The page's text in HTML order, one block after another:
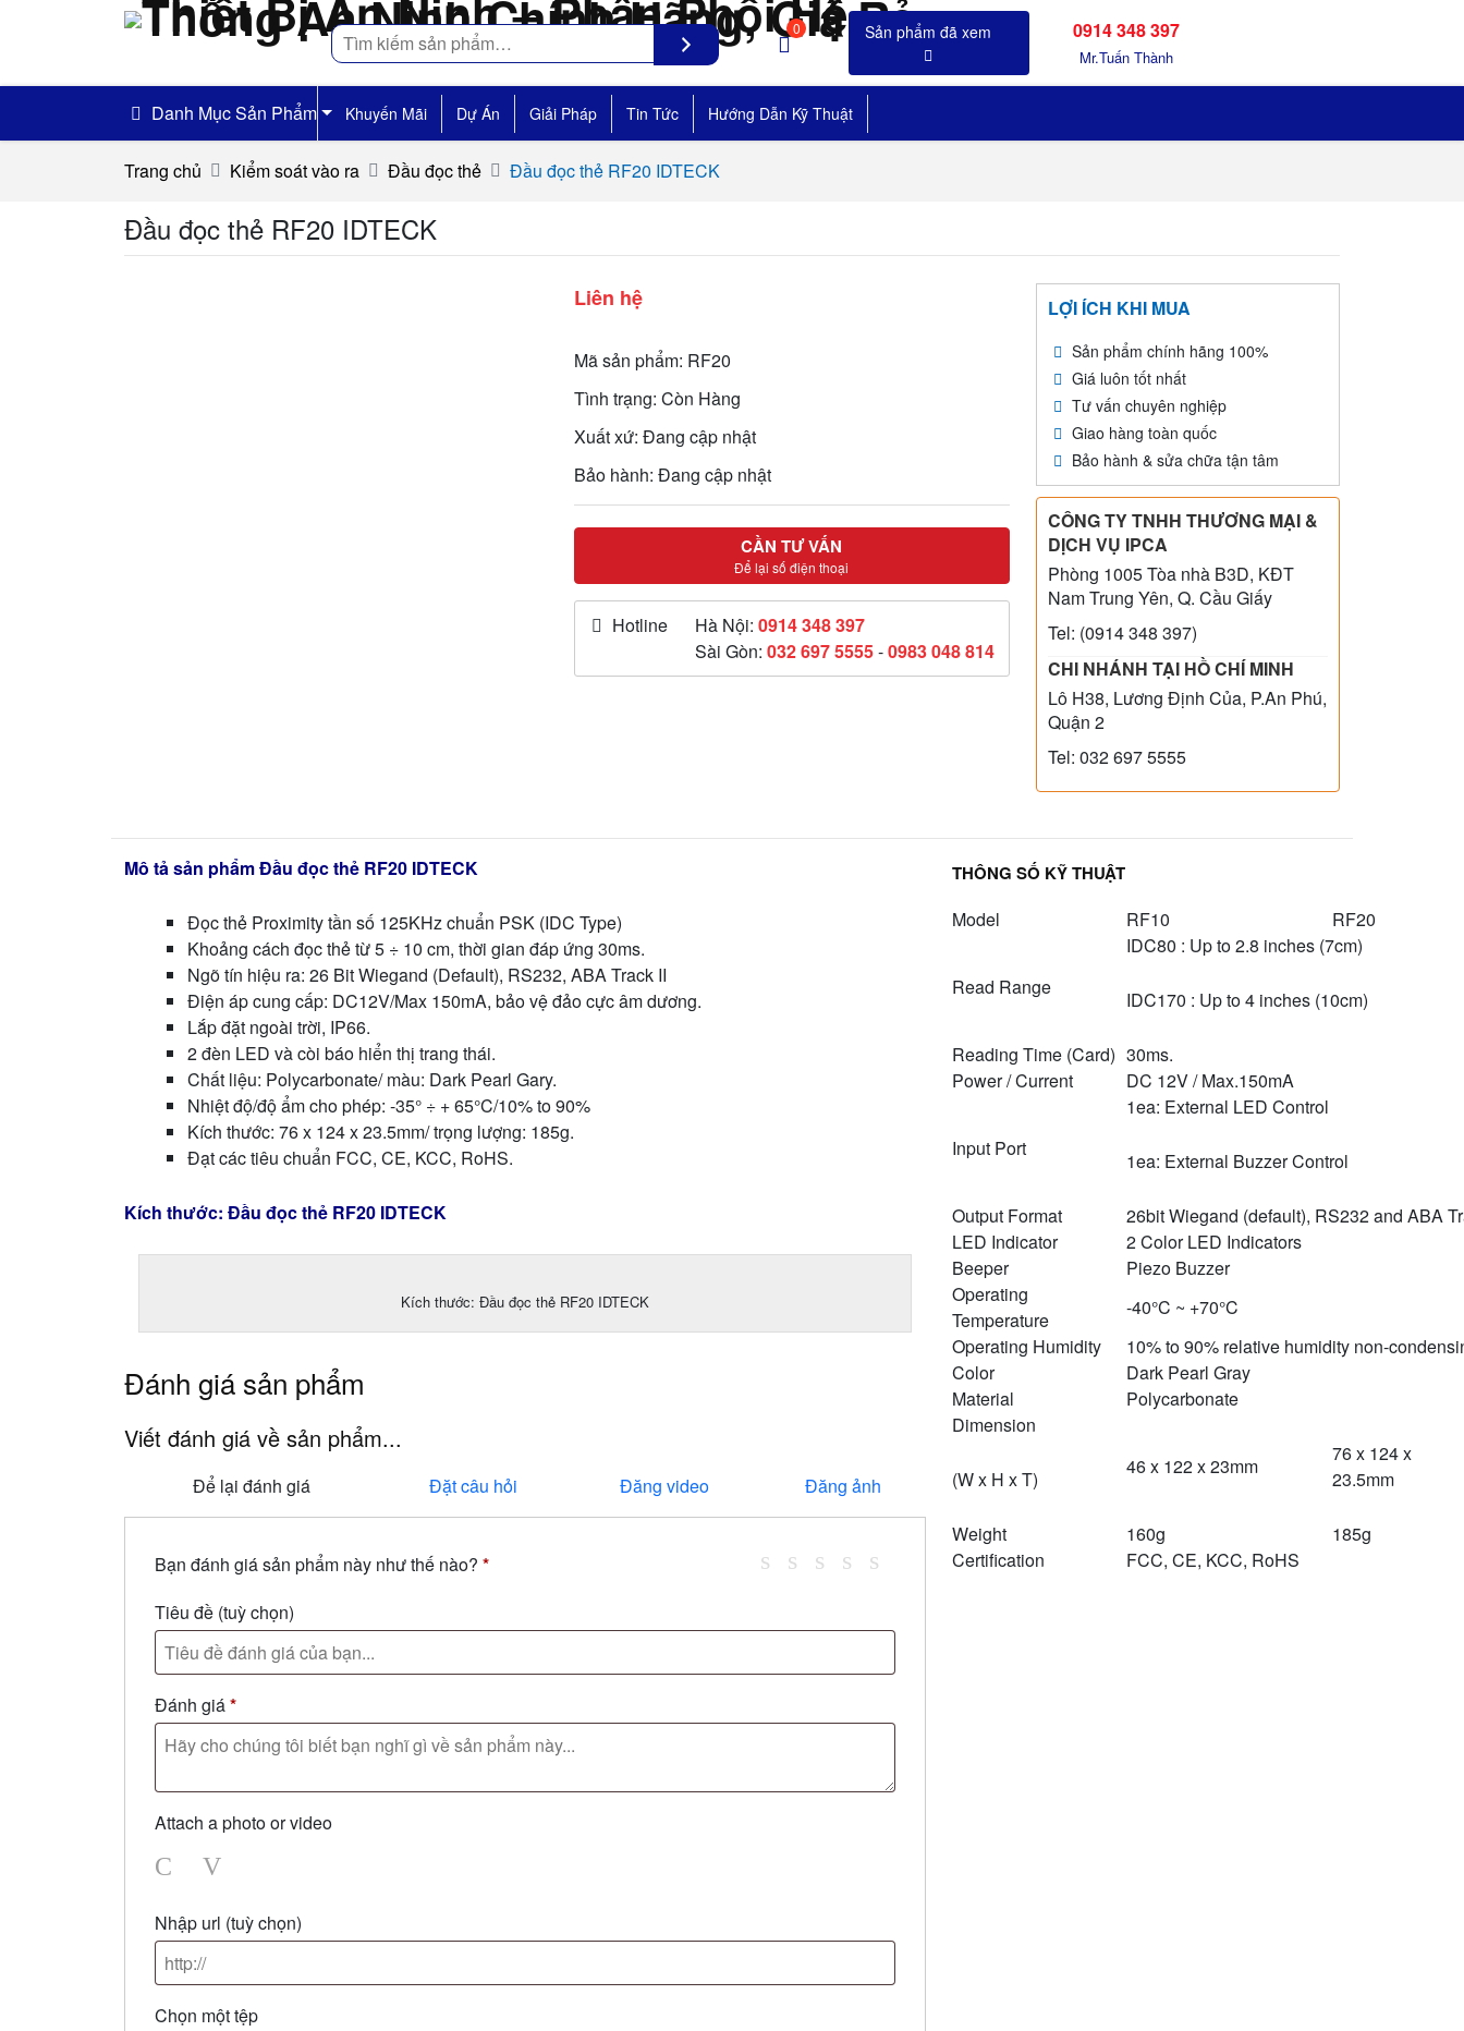
Tìm
kiếm
0 0914 348 397
Mr.Tuấn Thành
Danh Mục Sản Phẩm Khuyến Mãi Dự Án Giải Pháp Tin Tức Hướng Dẫn Kỹ Thuật
Trang chủ Kiểm soát vào ra Đầu đọc thẻ Đầu đọc thẻ RF20 IDTECK
Đầu đọc thẻ RF20 IDTECK
Liên hệ
Mã sản phẩm: RF20
Tình trạng: Còn Hàng
Xuất xứ: Đang cập nhật
Bảo hành: Đang cập nhật
CẦN TƯ VẤN
Để lại số điện thoại
Hotline Hà Nội:0914 348 397
Sài Gòn:032 697 5555-0983 048 814
LỢI ÍCH KHI MUA
Sản phẩm chính hãng 100%
Giá luôn tốt nhất
Tư vấn chuyên nghiệp
Giao hàng toàn quốc
Bảo hành & sửa chữa tận tâm
CÔNG TY TNHH THƯƠNG MẠI &
DỊCH VỤ IPCA
Phòng 1005 Tòa nhà B3D, KĐT
Nam Trung Yên, Q. Cầu Giấy
Tel: (0914 348 397)
CHI NHÁNH TẠI HỒ CHÍ MINH
Lô H38, Lương Định Của, P.An Phú,
Quận 2
Tel: 032 697 5555
Mô tả sản phẩm Đầu đọc thẻ RF20 IDTECK
Đọc thẻ Proximity tần số 125KHz chuẩn PSK (IDC Type)
Khoảng cách đọc thẻ từ 5 ÷ 10 cm, thời gian đáp ứng 30ms.
Ngõ tín hiệu ra: 26 Bit Wiegand (Default), RS232, ABA Track II
Điện áp cung cấp: DC12V/Max 150mA, bảo vệ đảo cực âm dương.
Lắp đặt ngoài trời, IP66.
2 đèn LED và còi báo hiển thị trang thái.
Chất liệu: Polycarbonate/ màu: Dark Pearl Gary.
Nhiệt độ/độ ẩm cho phép: -35° ÷ + 65°C/10% to 90%
Kích thước: 76 x 124 x 23.5mm/ trọng lượng: 185g.
Đạt các tiêu chuẩn FCC, CE, KCC, RoHS.
Kích thước: Đầu đọc thẻ RF20 IDTECK
Kích thước: Đầu đọc thẻ RF20 IDTECK
Đánh giá sản phẩm
Viết đánh giá về sản phẩm...
Để lại đánh giá Đặt câu hỏi Đăng video Đăng ảnh
Bạn đánh giá sản phẩm này như thế nào? *
Tiêu đề (tuỳ chọn)
Đánh giá*
Attach a photo or video
Photo
Nhập url (tuỳ chọn)
Chọn một tệp
THÔNG SỐ KỸ THUẬT
Model RF10 RF20
Read Range
IDC80 : Up to 2.8 inches (7cm)
IDC170 : Up to 4 inches (10cm)
Reading Time (Card) 30ms.
Power / Current
DC 12V / Max.150mA
Input Port
1ea: External LED Control
1ea: External Buzzer Control
Output Format
26bit Wiegand (default), RS232 and ABA
LED Indicator
2 Color LED Indicators
Beeper
Piezo Buzzer
Operating
Temperature
-40°C ~ +70°C
Operating Humidity
10% to 90% relative humidity non-
Color
Dark Pearl Gray
Material
Polycarbonate
Dimension
(W x H x T)
46 x 122 x 23mm
76 x 124 x
23.5mm
Weight 160g
185g
Certification
FCC, CE, KCC, RoHS